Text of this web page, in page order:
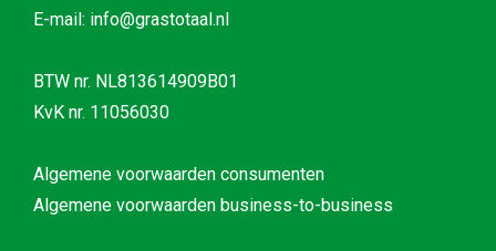
E-mail: info@grastotaal.nl
BTW nr. NL813614909B01
KvK nr. 11056030
Algemene voorwaarden consumenten
Algemene voorwaarden business-to-business